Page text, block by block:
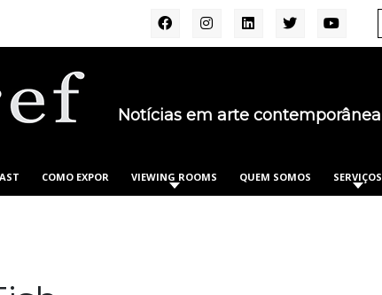
Notícias em arte contemporânea
COMO EXPOR VIEWING ROOMS QUEM SOMOS SERVIÇOS